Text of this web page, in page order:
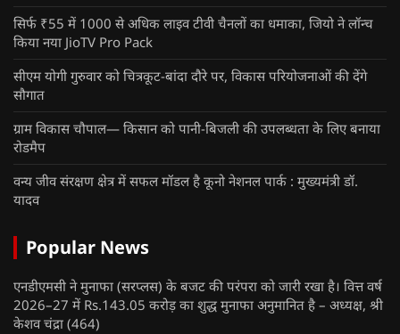
सिर्फ ₹55 में 1000 से अधिक लाइव टीवी चैनलों का धमाका, जियो ने लॉन्च
किया नया JioTV Pro Pack
सीएम योगी गुरुवार को चित्रकूट-बांदा दौरे पर, विकास परियोजनाओं की देंगे
सौगात
ग्राम विकास चौपाल— किसान को पानी-बिजली की उपलब्धता के लिए बनाया
रोडमैप
वन्य जीव संरक्षण क्षेत्र में सफल मॉडल है कूनो नेशनल पार्क : मुख्यमंत्री डॉ.
यादव
Popular News
एनडीएमसी ने मुनाफा (सरप्लस) के बजट की परंपरा को जारी रखा है। वित्त वर्ष
2026–27 में Rs.143.05 करोड़ का शुद्ध मुनाफा अनुमानित है – अध्यक्ष, श्री
केशव चंद्रा (464)